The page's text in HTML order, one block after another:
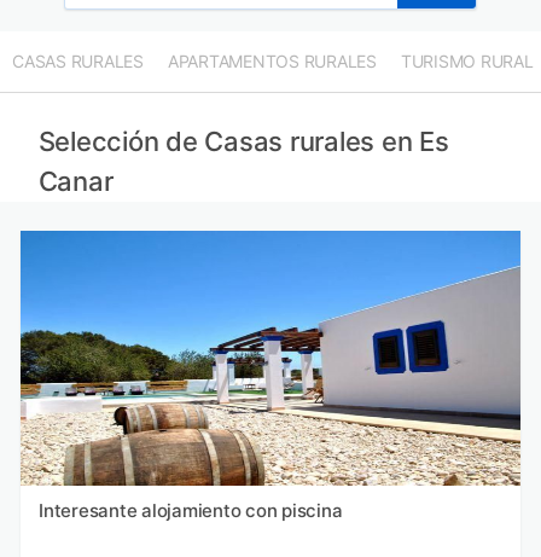
CASAS RURALES APARTAMENTOS RURALES TURISMO RURAL
Selección de Casas rurales en Es
Canar
Interesante alojamiento con piscina